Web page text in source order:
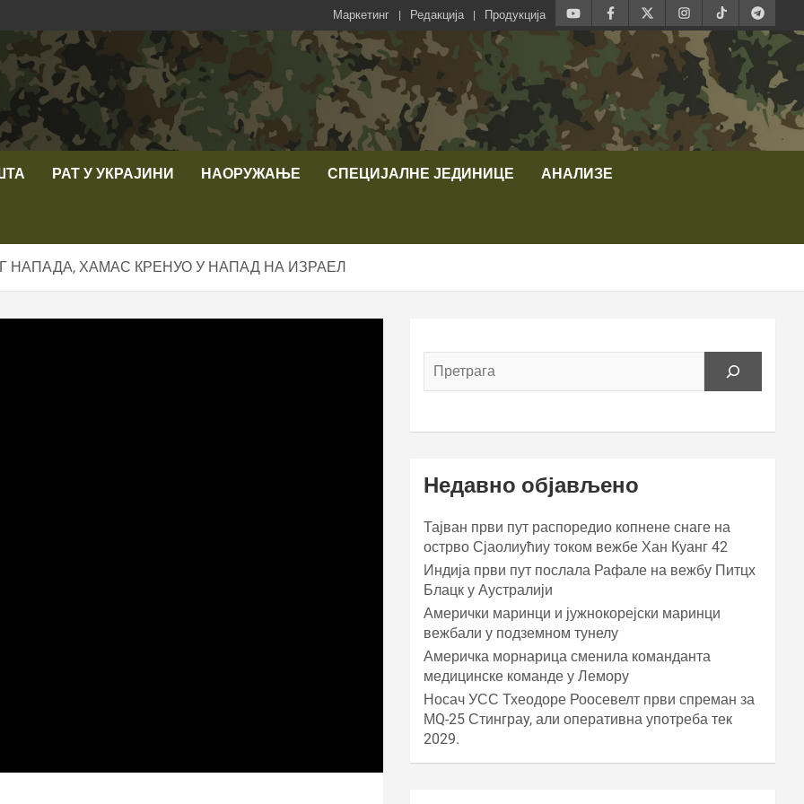
Маркетинг Редакција Продукција
РАТ У УКРАЈИНИ НАОРУЖАЊЕ СПЕЦИЈАЛНЕ ЈЕДИНИЦЕ АНАЛИЗЕ
НАПАДА, ХАМАС КРЕНУО У НАПАД НА ИЗРАЕЛ
Недавно објављено
Тајван први пут распоредио копнене снаге на
острво Сјаолиућиу током вежбе Хан Куанг 42
Индија први пут послала Рафале на вежбу Питцх
Блацк у Аустралији
Амерички маринци и јужнокорејски маринци
вежбали у подземном тунелу
Америчка морнарица сменила команданта
медицинске команде у Лемору
Носач УСС Тхеодоре Роосевелт први спреман за
МQ-25 Стинграy, али оперативна употреба тек
2029.